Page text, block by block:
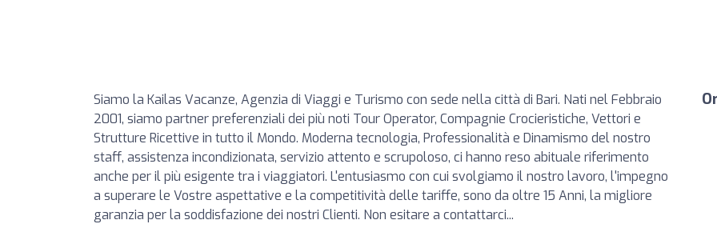
Siamo la Kailas Vacanze, Agenzia di Viaggi e Turismo con sede nella città di Bari. Nati nel Febbraio
2001, siamo partner preferenziali dei più noti Tour Operator, Compagnie Crocieristiche, Vettori e
Strutture Ricettive in tutto il Mondo. Moderna tecnologia, Professionalità e Dinamismo del nostro
staff, assistenza incondizionata, servizio attento e scrupoloso, ci hanno reso abituale riferimento
anche per il più esigente tra i viaggiatori. L'entusiasmo con cui svolgiamo il nostro lavoro, l'impegno
a superare le Vostre aspettative e la competitività delle tariffe, sono da oltre 15 Anni, la migliore
garanzia per la soddisfazione dei nostri Clienti. Non esitare a contattarci...